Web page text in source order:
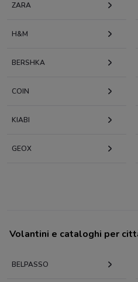
ZARA
H&M
BERSHKA
COIN
KIABI
GEOX
Volantini e cataloghi per
BELPASSO